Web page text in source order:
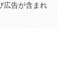
広告が含まれ